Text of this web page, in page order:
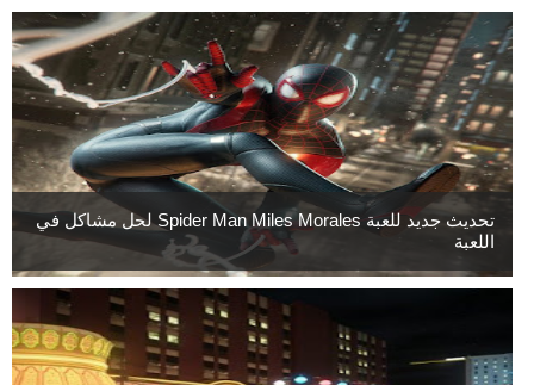
تحديث جديد للعبة Spider Man Miles Morales لحل مشاكل في
اللعبة